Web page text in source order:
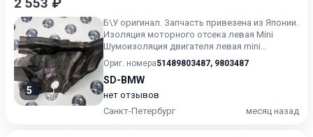
5
Б\У oригинaл. Запчасть привезена из Японии.
Изоляция моторного отсека левая Mini
Шумоизоляция двигателя левая mini
Countryman R60 Шумоизоляц...
Ориг. номера51489803487, 9803487
SD-BMW
нет отзывов
Санкт-Петербург
месяц назад